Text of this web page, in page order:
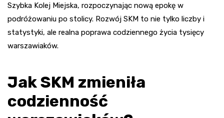
Szybka Kolej Miejska, rozpoczynając nową epokę w
podróżowaniu po stolicy. Rozwój SKM to nie tylko liczby i
statystyki, ale realna poprawa codziennego życia tysięcy
warszawiaków.
Jak SKM zmieniła
codzienność